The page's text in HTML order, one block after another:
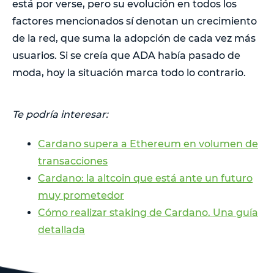
está por verse, pero su evolución en todos los
factores mencionados sí denotan un crecimiento
de la red, que suma la adopción de cada vez más
usuarios. Si se creía que ADA había pasado de
moda, hoy la situación marca todo lo contrario.
Te podría interesar:
Cardano supera a Ethereum en volumen de
transacciones
Cardano: la altcoin que está ante un futuro
muy prometedor
Cómo realizar staking de Cardano. Una guía
detallada